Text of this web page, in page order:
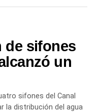
de sifones
un
sifones del Canal
la distribución del agua